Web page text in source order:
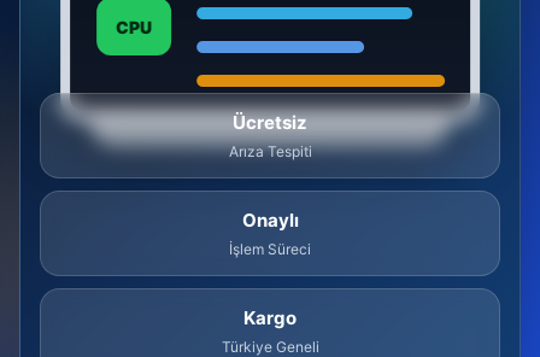
CPU
Ücretsiz
Arıza Tespiti
Onaylı
İşlem Süreci
Kargo
Türkiye Geneli